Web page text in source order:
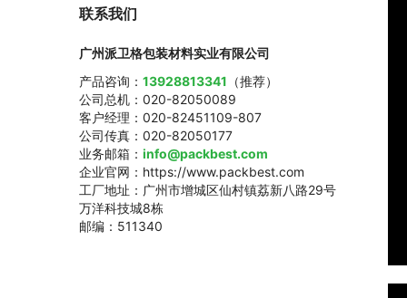
联系我们
广州派卫格包装材料实业有限公司
产品咨询： 13928813341 （推荐）
公司总机：020-82050089
客户经理：020-82451109-807
公司传真：020-82050177
业务邮箱： info@packbest.com
企业官网：https://www.packbest.com
工厂地址：广州市增城区仙村镇荔新八路29号
万洋科技城8栋
邮编：511340